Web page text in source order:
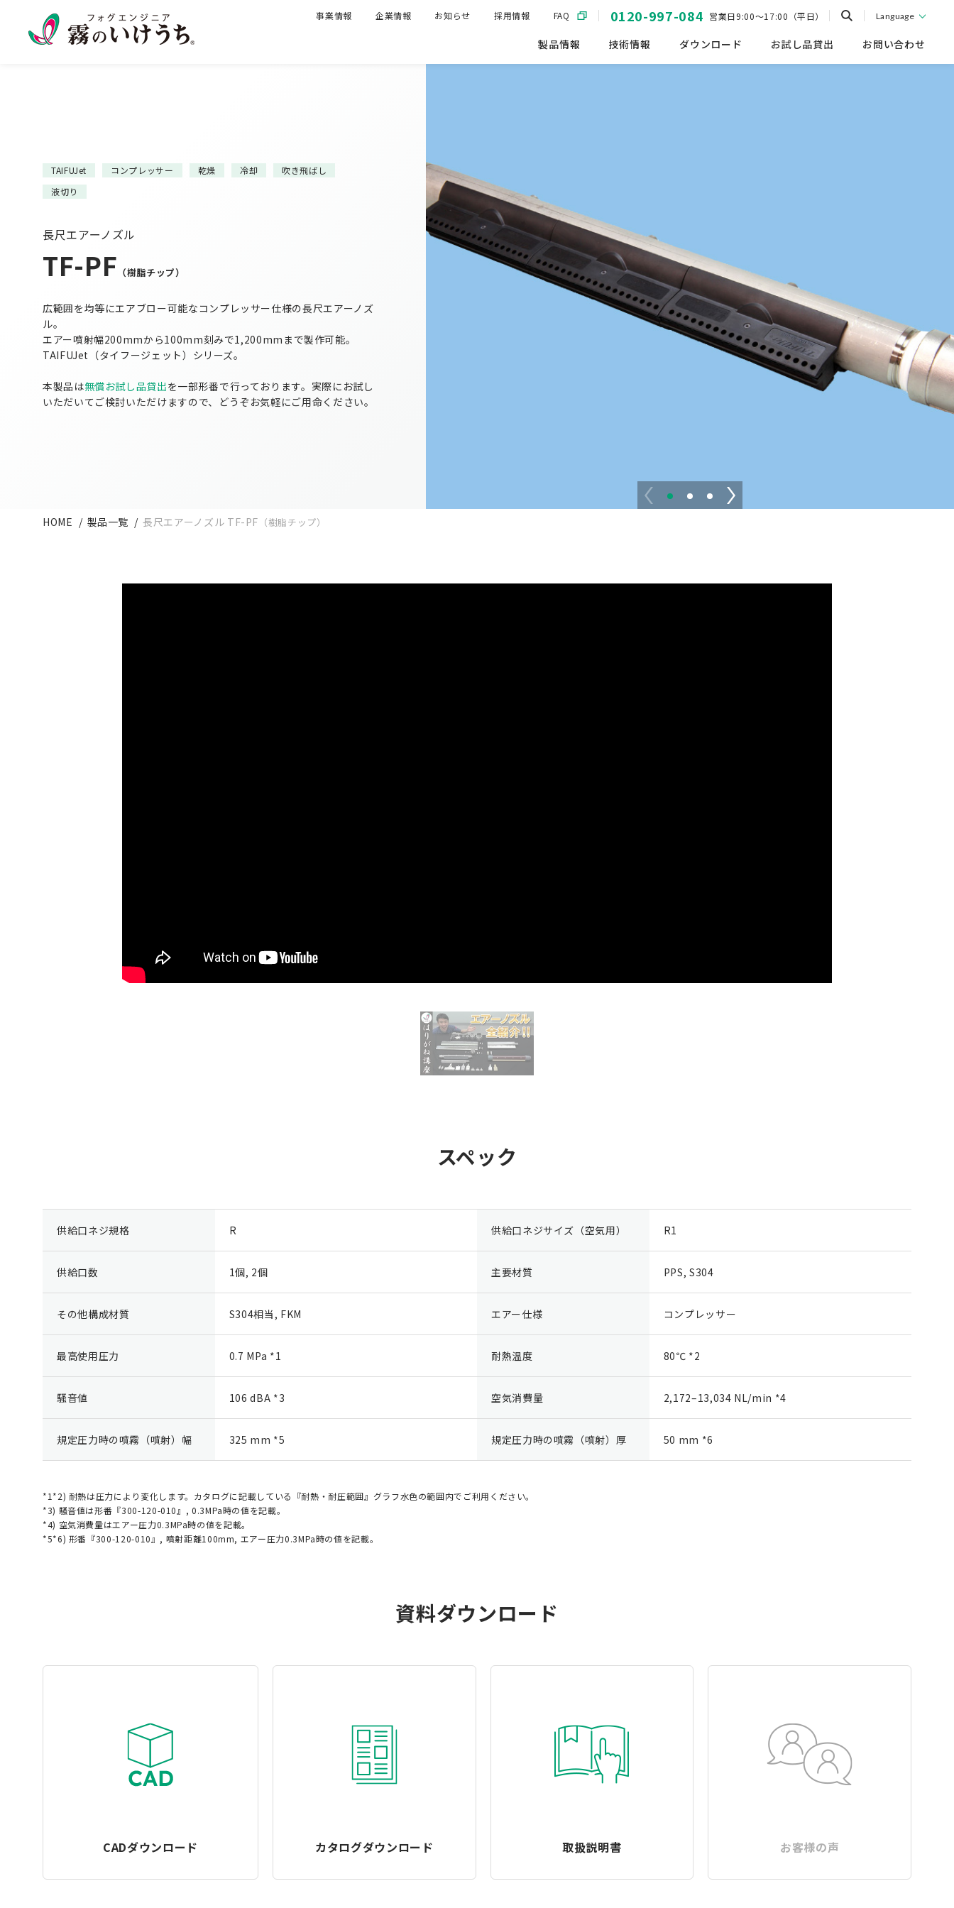
製品情報 技術情報 ダウンロード お試し品貸出 お問い合わせ
事業情報 企業情報 お知らせ 採用情報 FAQ 0120-997-084 営業日9:00～17:00（平日） Language
TAIFUJet コンプレッサー 乾燥 冷却
吹き飛ばし
液切り
長尺エアーノズル
TF-PF （樹脂チップ）
広範囲を均等にエアブロー可能なコンプレッサー仕様の長尺エアーノズ
ル。
エアー噴射幅200mmから100mm刻みで1,200mmまで製作可能。
TAIFUJet（タイフージェット）シリーズ。
本製品は無償お試し品貸出を一部形番で行っております。実際にお試し
いただいてご検討いただけますので、どうぞお気軽にご用命ください。
HOME 製品一覧 長尺エアーノズル TF-PF （樹脂チップ）
スペック
供給口ネジ規格 R 供給口ネジサイズ（空気用） R1
供給口数 1個, 2個 主要材質 PPS, S304
その他構成材質 S304相当, FKM エアー仕様 コンプレッサー
最高使用圧力 0.7 MPa *1 耐熱温度 80℃ *2
騒音値 106 dBA *3 空気消費量 2,172–13,034 NL/min *4
規定圧力時の噴霧（噴射）幅 325 mm *5 規定圧力時の噴霧（噴射）厚 50 mm *6
*1*2) 耐熱は圧力により変化します。カタログに記載している『耐熱・耐圧範囲』グラフ水色の範囲内でご利用ください。
*3) 騒音値は形番『300-120-010』, 0.3MPa時の値を記載。
*4) 空気消費量はエアー圧力0.3MPa時の値を記載。
*5*6) 形番『300-120-010』, 噴射距離100mm, エアー圧力0.3MPa時の値を記載。
資料ダウンロード
CADダウンロード カタログダウンロード 取扱説明書 お客様の声